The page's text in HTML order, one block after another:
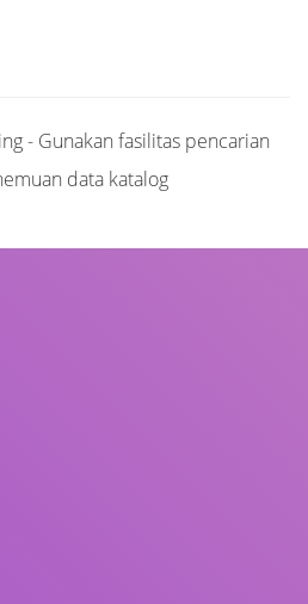
- Gunakan fasilitas pencarian
data katalog